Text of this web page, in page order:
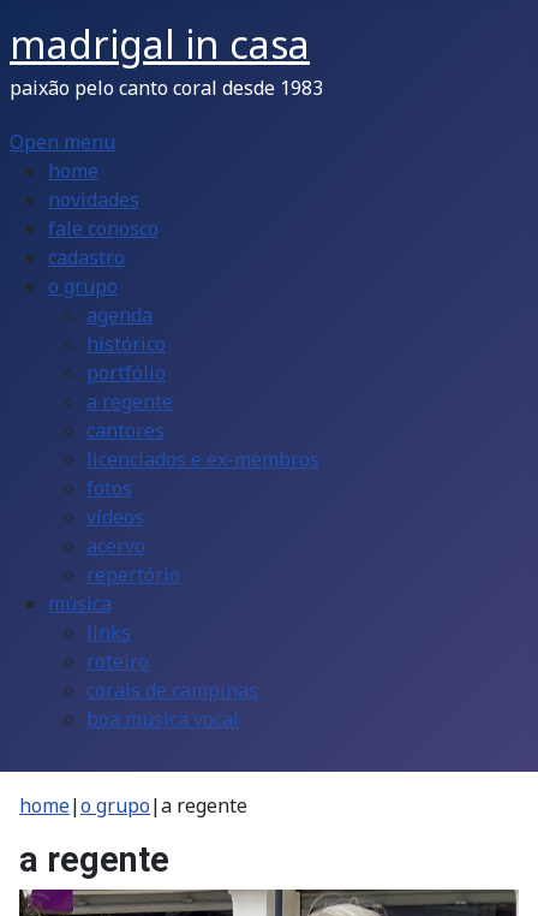
madrigal in casa
paixão pelo canto coral desde 1983
Open menu
home
novidades
fale conosco
cadastro
o grupo
agenda
histórico
portfólio
a regente
cantores
licenciados e ex-membros
fotos
vídeos
acervo
repertório
música
links
roteiro
corais de campinas
boa música vocal
home|o grupo|a regente
a regente